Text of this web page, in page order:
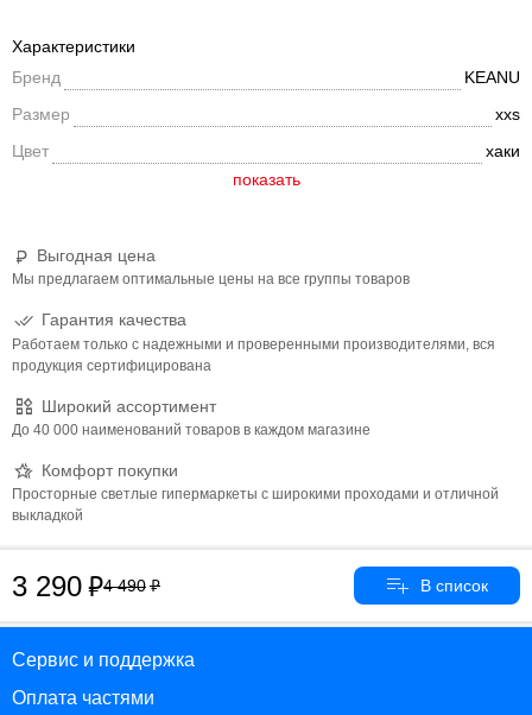
Трикотажный воротник;
Подклад из гладкого полиэстера;
Рукав объемный с декоративной драпировкой, манжет из
ткани верха, частично собран на эластичную резинку;
По низу присборена на эластичную резинку;
Выгодная цена
Мы предлагаем оптимальные цены на все группы товаров
Гарантия качества
Работаем только с надежными и проверенными производителями, вся
продукция сертифицирована
Широкий ассортимент
До 40 000 наименований товаров в каждом магазине
Комфорт покупки
Просторные светлые гипермаркеты с широкими проходами и отличной
выкладкой
Характеристики
Бренд
KEANU
Размер
xxs
Цвет
хаки
3 290 4 490
Сервис и поддержка
Оплата частями